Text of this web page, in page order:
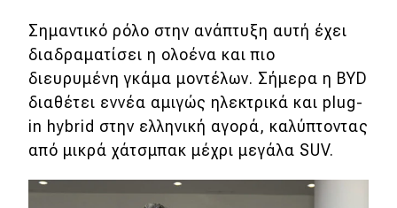
Σταθμοί φόρτισης
Classic
Νέα
Παρουσιάσεις
Σημαντικό ρόλο στην ανάπτυξη αυτή έχει
διαδραματίσει η ολοένα και πιο
διευρυμένη γκάμα μοντέλων. Σήμερα η BYD
διαθέτει εννέα αμιγώς ηλεκτρικά και plug-
in hybrid στην ελληνική αγορά, καλύπτοντας
από μικρά χάτσμπακ μέχρι μεγάλα SUV.